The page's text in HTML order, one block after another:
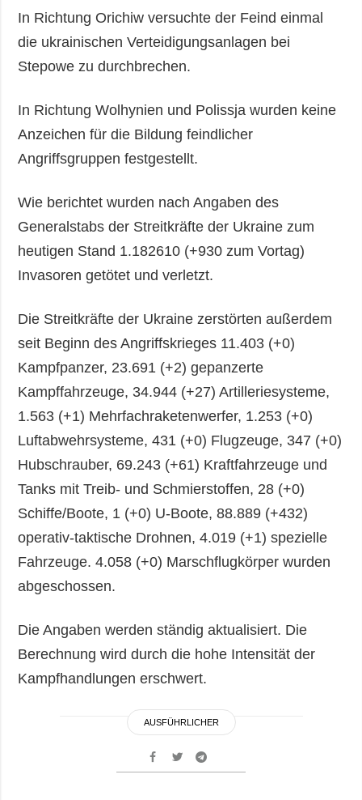
In Richtung Orichiw versuchte der Feind einmal
die ukrainischen Verteidigungsanlagen bei
Stepowe zu durchbrechen.
In Richtung Wolhynien und Polissja wurden keine
Anzeichen für die Bildung feindlicher
Angriffsgruppen festgestellt.
Wie berichtet wurden nach Angaben des
Generalstabs der Streitkräfte der Ukraine zum
heutigen Stand 1.182610 (+930 zum Vortag)
Invasoren getötet und verletzt.
Die Streitkräfte der Ukraine zerstörten außerdem
seit Beginn des Angriffskrieges 11.403 (+0)
Kampfpanzer, 23.691 (+2) gepanzerte
Kampffahrzeuge, 34.944 (+27) Artilleriesysteme,
1.563 (+1) Mehrfachraketenwerfer, 1.253 (+0)
Luftabwehrsysteme, 431 (+0) Flugzeuge, 347 (+0)
Hubschrauber, 69.243 (+61) Kraftfahrzeuge und
Tanks mit Treib- und Schmierstoffen, 28 (+0)
Schiffe/Boote, 1 (+0) U-Boote, 88.889 (+432)
operativ-taktische Drohnen, 4.019 (+1) spezielle
Fahrzeuge. 4.058 (+0) Marschflugkörper wurden
abgeschossen.
Die Angaben werden ständig aktualisiert. Die
Berechnung wird durch die hohe Intensität der
Kampfhandlungen erschwert.
AUSFÜHRLICHER